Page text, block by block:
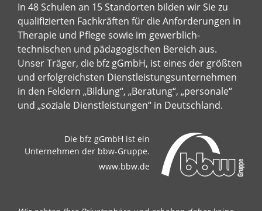
In 48 Schulen an 15 Standorten bilden wir Sie zu
qualifizierten Fachkräften für die Anforderungen in
Therapie und Pflege sowie im gewerblich-
technischen und pädagogischen Bereich aus.
Unser Träger, die bfz gGmbH, ist eines der größten
und erfolgreichsten Dienstleistungsunternehmen
in den Feldern „Bildung“, „Beratung“, „personale“
und „soziale Dienstleistungen“ in Deutschland.
Die bfz gGmbH ist ein
Unternehmen der bbw-Gruppe.
www.bbw.de